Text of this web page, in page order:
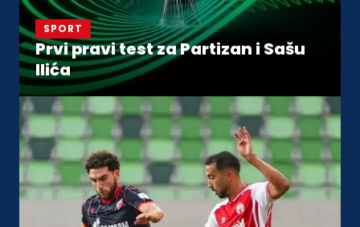
SPORT
Prvi pravi test za Partizan i Sašu
Ilića